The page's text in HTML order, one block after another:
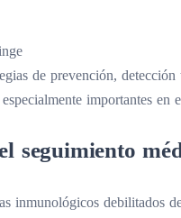
de prevención, detección
importantes en
seguimiento
inmunológicos debilitados